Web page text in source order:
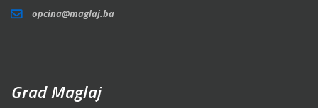
opcina@maglaj.ba
Grad Maglaj